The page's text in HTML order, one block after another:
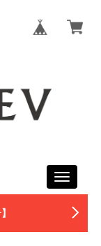
Toggle